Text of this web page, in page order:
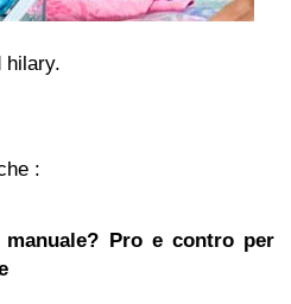
hilary.
:
Pro e contro per